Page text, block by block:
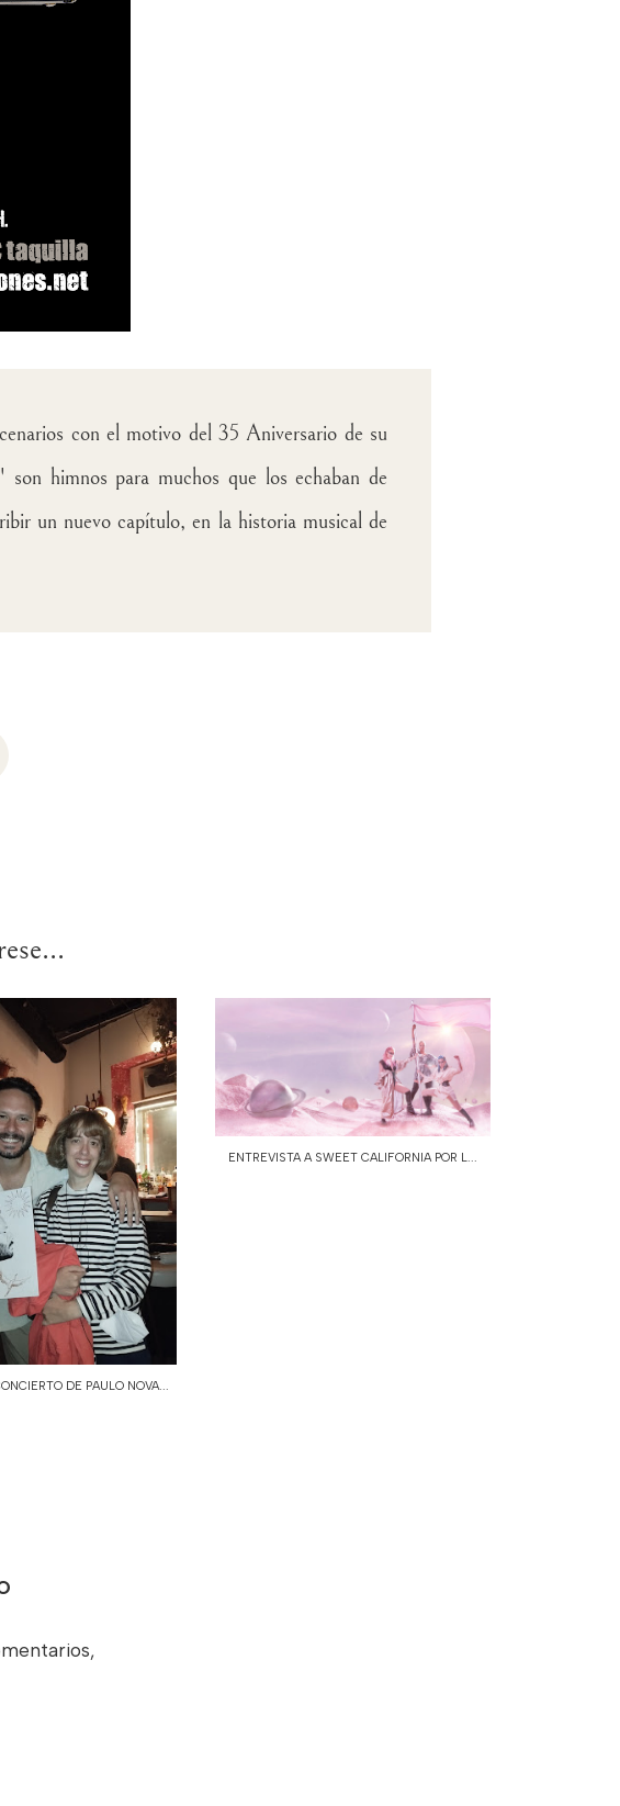
con el motivo del 35 Aniversario de su
himnos para muchos que los echaban de
un nuevo capítulo, en la historia musical de
DE PAULO NOVA...
ENTREVISTA A SWEET CALIFORNIA POR L...